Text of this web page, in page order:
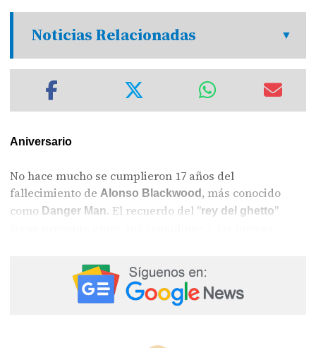
Noticias Relacionadas
Aniversario
No hace mucho se cumplieron 17 años del
fallecimiento deAlonso Blackwood, más conocido
como Danger Man. El recuerdo del "rey del ghetto"
música, mientras su muerte sigue sin resolverse. Hay
artistas que son eternos, y Danger Man es uno de ellos.